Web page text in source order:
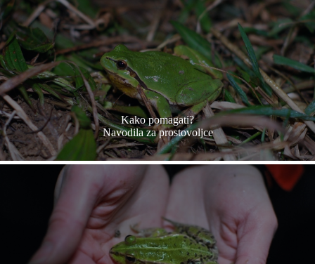
Kako pomagati?
Navodila za prostovoljce